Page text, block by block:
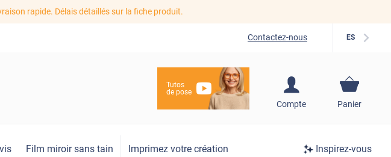
rapide. Délais détaillés sur la fiche produit.
Contactez-nous ES
Tutos
de pose
Compte
S'inscrire / Se
Panier
Film miroir sans tain Imprimez votre création Inspirez-vous